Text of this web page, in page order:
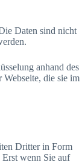
Daten sind nicht
anhand des
Webseite, die sie im
Dritter in Form
wenn Sie auf